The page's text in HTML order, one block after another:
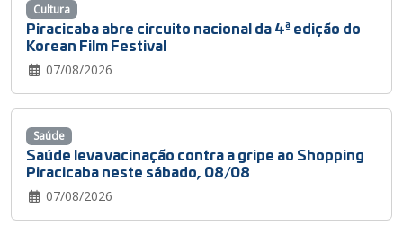
Piracicaba abre circuito nacional da 4ª edição do
Korean Film Festival
07/08/2026
Cultura
Saúde leva vacinação contra a gripe ao Shopping
Piracicaba neste sábado, 08/08
07/08/2026
Saúde